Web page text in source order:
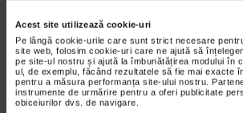
Acest site utilizează cookie-uri
Pe lângă cookie-urile care sunt strict necesare
site web, folosim cookie-uri care ne ajută să
pe site-ul nostru și ajută la îmbunătățirea modului în
ul, de exemplu, făcând rezultatele să fie mai exacte
pentru a măsura performanța site-ului nostru.
instrumente de urmărire pentru a oferi publicitate
obiceiurilor dvs. de navigare.
Catena, mereu aproape de tine
2.143 vizualizari
VIDEO